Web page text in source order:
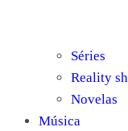
Séries
Reality
Novelas
Música